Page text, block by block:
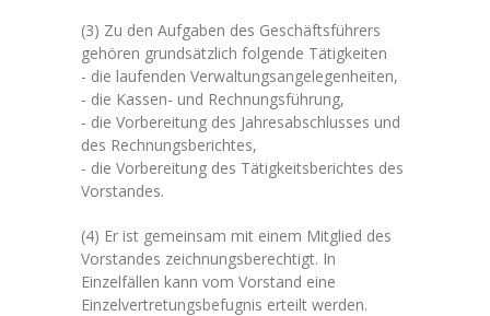
(3) Zu den Aufgaben des Geschäftsführers
gehören grundsätzlich folgende Tätigkeiten
- die laufenden Verwaltungsangelegenheiten,
- die Kassen- und Rechnungsführung,
- die Vorbereitung des Jahresabschlusses und
des Rechnungsberichtes,
- die Vorbereitung des Tätigkeitsberichtes des
Vorstandes.
(4) Er ist gemeinsam mit einem Mitglied des
Vorstandes zeichnungsberechtigt. In
Einzelfällen kann vom Vorstand eine
Einzelvertretungsbefugnis erteilt werden.